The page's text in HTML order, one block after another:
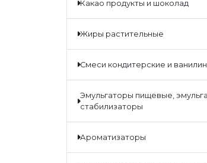
какао продукты и шоколад
жиры растительные
смеси кондитерские и ванилин
эмульгаторы пищевые, эмульгаторы -
стабилизаторы
ароматизаторы